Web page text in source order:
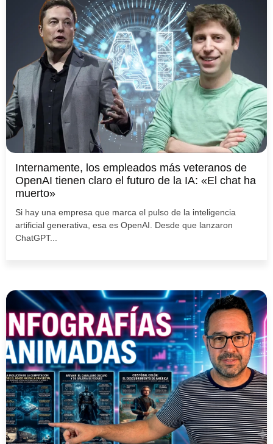
Internamente, los empleados más veteranos de
OpenAI tienen claro el futuro de la IA: «El chat ha
muerto»
Si hay una empresa que marca el pulso de la inteligencia
artificial generativa, esa es OpenAI. Desde que lanzaron
ChatGPT...